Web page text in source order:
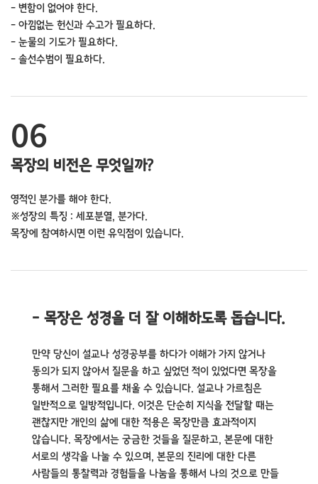
- 변함이 없어야 한다.
- 아낌없는 헌신과 수고가 필요하다.
- 눈물의 기도가 필요하다.
- 솔선수범이 필요하다.
06
목장의 비전은 무엇일까?
영적인 분가를 해야 한다.
※성장의 특징 : 세포분열, 분가다.
목장에 참여하시면 이런 유익점이 있습니다.
- 목장은 성경을 더 잘 이해하도록 돕습니다.
만약 당신이 설교나 성경공부를 하다가 이해가 가지 않거나
동의가 되지 않아서 질문을 하고 싶었던 적이 있었다면 목장을
통해서 그러한 필요를 채울 수 있습니다. 설교나 가르침은
일반적으로 일방적입니다. 이것은 단순히 지식을 전달할 때는
괜찮지만 개인의 삶에 대한 적용은 목장만큼 효과적이지
않습니다. 목장에서는 궁금한 것들을 질문하고, 본문에 대한
서로의 생각을 나눌 수 있으며, 본문의 진리에 대한 다른
사람들의 통찰력과 경험들을 나눔을 통해서 나의 것으로 만들